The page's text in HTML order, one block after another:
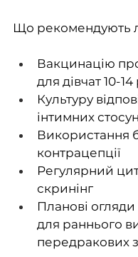
Що рекомендують
Вакцинацію
для дівчат 10-14
Культуру
інтимних
Використання
контрацепції
Регулярний
скринінг
Планові огляди
для раннього
передракових